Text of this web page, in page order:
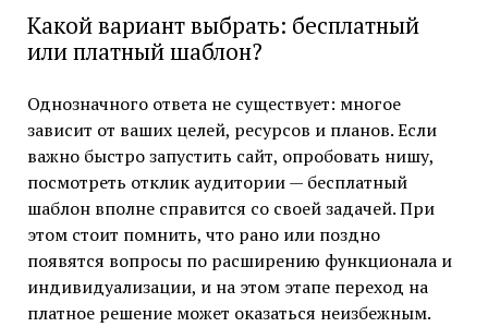
Какой вариант выбрать: бесплатный
или платный шаблон?
Однозначного ответа не существует: многое
зависит от ваших целей, ресурсов и планов. Если
важно быстро запустить сайт, опробовать нишу,
посмотреть отклик аудитории — бесплатный
шаблон вполне справится со своей задачей. При
этом стоит помнить, что рано или поздно
появятся вопросы по расширению функционала и
индивидуализации, и на этом этапе переход на
платное решение может оказаться неизбежным.